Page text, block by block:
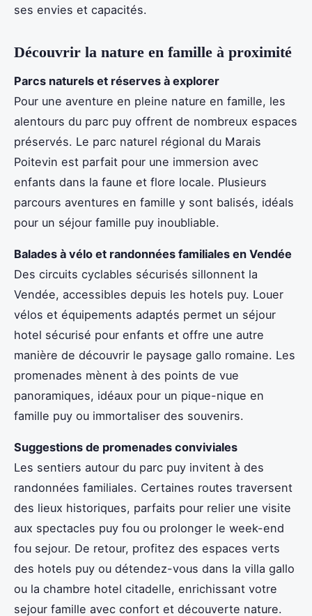
ses envies et capacités.
Découvrir la nature en famille à proximité
Parcs naturels et réserves à explorer
Pour une aventure en pleine nature en famille, les
alentours du parc puy offrent de nombreux espaces
préservés. Le parc naturel régional du Marais
Poitevin est parfait pour une immersion avec
enfants dans la faune et flore locale. Plusieurs
parcours aventures en famille y sont balisés, idéals
pour un séjour famille puy inoubliable.
Balades à vélo et randonnées familiales en Vendée
Des circuits cyclables sécurisés sillonnent la
Vendée, accessibles depuis les hotels puy. Louer
vélos et équipements adaptés permet un séjour
hotel sécurisé pour enfants et offre une autre
manière de découvrir le paysage gallo romaine. Les
promenades mènent à des points de vue
panoramiques, idéaux pour un pique-nique en
famille puy ou immortaliser des souvenirs.
Suggestions de promenades conviviales
Les sentiers autour du parc puy invitent à des
randonnées familiales. Certaines routes traversent
des lieux historiques, parfaits pour relier une visite
aux spectacles puy fou ou prolonger le week-end
fou sejour. De retour, profitez des espaces verts
des hotels puy ou détendez-vous dans la villa gallo
ou la chambre hotel citadelle, enrichissant votre
sejour famille avec confort et découverte nature.